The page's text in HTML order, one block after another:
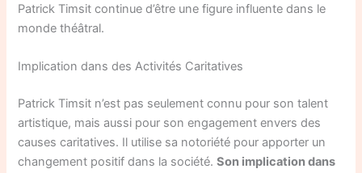
Patrick Timsit continue d’être une figure influente dans le
monde théâtral.
Implication dans des Activités Caritatives
Patrick Timsit n’est pas seulement connu pour son talent
artistique, mais aussi pour son engagement envers des
causes caritatives. Il utilise sa notoriété pour apporter un
changement positif dans la société.Son implication dans